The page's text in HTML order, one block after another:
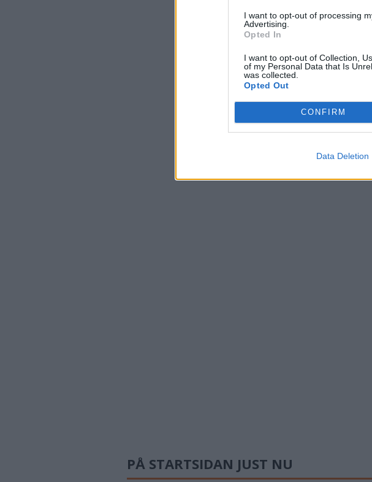
I want to opt-out of processing
Advertising.
Opted In
I want to opt-out of Collection,
of my Personal Data that Is
was collected.
Opted Out
CONFIRM
Data Deletion
PÅ STARTSIDAN JUST NU